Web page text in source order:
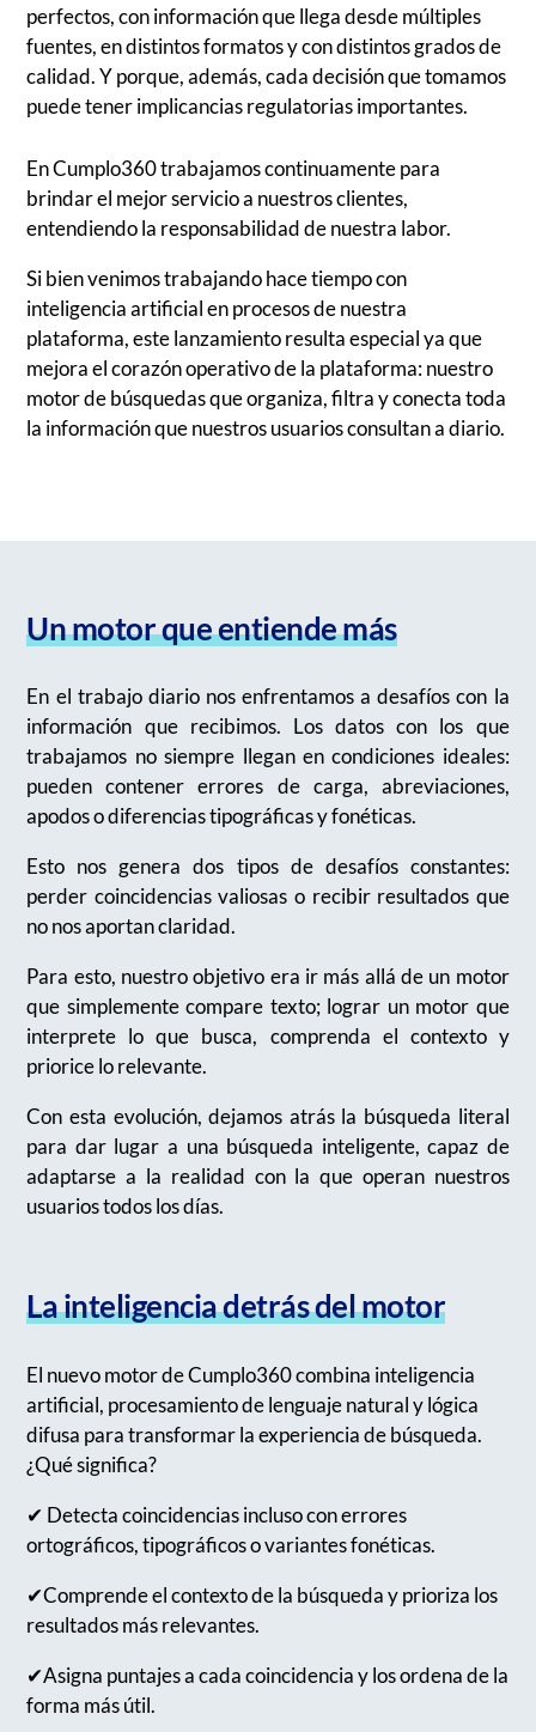
perfectos, con información que llega desde múltiples
fuentes, en distintos formatos y con distintos grados de
calidad. Y porque, además, cada decisión que tomamos
puede tener implicancias regulatorias importantes.
En Cumplo360 trabajamos continuamente para
brindar el mejor servicio a nuestros clientes,
entendiendo la responsabilidad de nuestra labor.
Si bien venimos trabajando hace tiempo con
inteligencia artificial en procesos de nuestra
plataforma, este lanzamiento resulta especial ya que
mejora el corazón operativo de la plataforma: nuestro
motor de búsquedas que organiza, filtra y conecta toda
la información que nuestros usuarios consultan a diario.
Un motor que entiende más
En el trabajo diario nos enfrentamos a desafíos con la
información que recibimos. Los datos con los que
trabajamos no siempre llegan en condiciones ideales:
pueden contener errores de carga, abreviaciones,
apodos o diferencias tipográficas y fonéticas.
Esto nos genera dos tipos de desafíos constantes:
perder coincidencias valiosas o recibir resultados que
no nos aportan claridad.
Para esto, nuestro objetivo era ir más allá de un motor
que simplemente compare texto; lograr un motor que
interprete lo que busca, comprenda el contexto y
priorice lo relevante.
Con esta evolución, dejamos atrás la búsqueda literal
para dar lugar a una búsqueda inteligente, capaz de
adaptarse a la realidad con la que operan nuestros
usuarios todos los días.
La inteligencia detrás del motor
El nuevo motor de Cumplo360 combina inteligencia
artificial, procesamiento de lenguaje natural y lógica
difusa para transformar la experiencia de búsqueda.
¿Qué significa?
✔︎ Detecta coincidencias incluso con errores
ortográficos, tipográficos o variantes fonéticas.
✔︎Comprende el contexto de la búsqueda y prioriza los
resultados más relevantes.
✔︎Asigna puntajes a cada coincidencia y los ordena de la
forma más útil.